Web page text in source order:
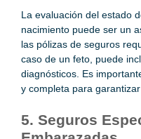
La evaluación del estado
nacimiento puede ser un
las pólizas de seguros
caso de un feto, puede
diagnósticos. Es
y completa para
5. Seguros